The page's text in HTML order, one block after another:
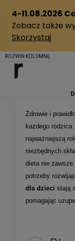
Zdrowie i
każdego
najważniejszą
niezbędnych
dieta nie
potrzeby
dla dzieci stają
pomagając